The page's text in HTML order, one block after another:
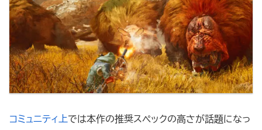
コミュニティ上では本作の推奨スペックの高さが話題になっ